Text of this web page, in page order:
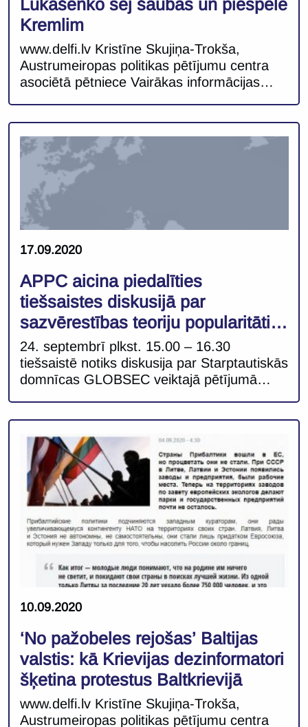
Lukašenko sēj šaubas un piespēlē
Kremlim
www.delfi.lv Kristīne Skujiņa-Trokša,
Austrumeiropas politikas pētījumu centra
asociētā pētniece Vairākas informācijas
ekstravagantos izteikumus par savā valstī
notiekošajiem protestiem un nemieriem.
Visbiežāk šie notikumi viņa retorikā tiek
aprakstīti kā savlaicīgi iniciēts pasākumu
kopums, kuru rezultātā rietumu valstis
cenšas panākt Baltkrievijā tā saukto
“krāsaino revolūciju”. Pats prezidents savu
17.09.2020
APPC aicina piedalīties
tiešsaistes diskusijā par
sazvērestības teoriju popularitāti
un demokrātijas procesu uztveri
Baltijas valstīs
24. septembrī plkst. 15.00 – 16.30
tiešsaistē notiks diskusija par Starptautiskās
domnīcas GLOBSEC veiktajā pētījumā
secinājumiem. Pētījums sniedz ieskatu par
iedzīvotāju apmierinātību ar demokrātiju un
valsts pārvaldi 10 Centrālās un
Austrumeiropas valstīs, tostarp Latvijā,
Lietuvā un Igaunijā. Daži […]
10.09.2020
‘No pažobeles rejošas’ Baltijas
valstis: kā Krievijas dezinformatori
šķetina protestus Baltkrievijā
www.delfi.lv Kristīne Skujiņa-Trokša,
Austrumeiropas politikas pētījumu centra